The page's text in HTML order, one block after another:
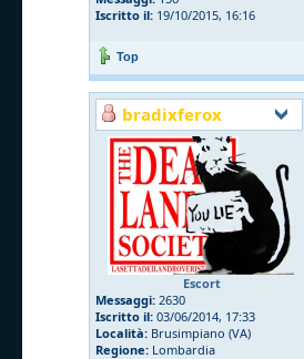
Iscritto il: 19/10/2015, 16:16
Top
bradixferox
Escort
Messaggi: 2630
Iscritto il: 03/06/2014, 17:33
Località: Brusimpiano (VA)
Regione: Lombardia